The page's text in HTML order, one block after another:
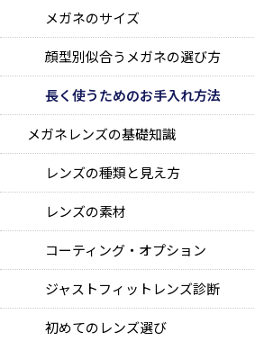
メガネのサイズ
顔型別似合うメガネの選び方
長く使うためのお手入れ方法
メガネレンズの基礎知識
レンズの種類と見え方
レンズの素材
コーティング・オプション
ジャストフィットレンズ診断
初めてのレンズ選び